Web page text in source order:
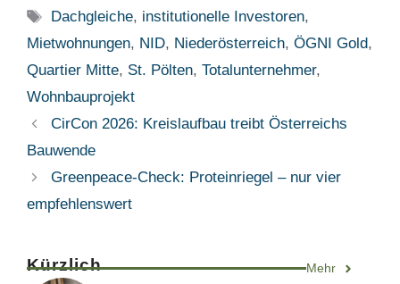
Schlagwörter
Dachgleiche, institutionelle Investoren,
Mietwohnungen, NID, Niederösterreich, ÖGNI Gold,
Quartier Mitte, St. Pölten, Totalunternehmer,
Wohnbauprojekt
CirCon 2026: Kreislaufbau treibt Österreichs
Bauwende
Greenpeace-Check: Proteinriegel – nur vier
empfehlenswert
Kürzlich Mehr